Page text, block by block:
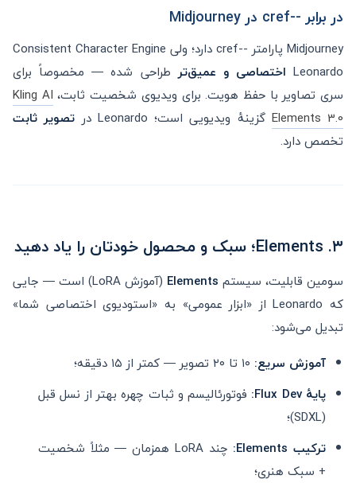
در برابر --cref در Midjourney
Midjourney پارامتر --cref دارد؛ ولی Consistent Character Engine
Leonardo اختصاصی و عمیق‌تر طراحی شده — مخصوصاً برای
سری تصاویر با حفظ هویت. برای ویدیوی شخصیت ثابت، Kling AI
Elements 3.0 گزینهٔ ویدیویی است؛ Leonardo در
تصویر ثابت
تخصص دارد.
۳. Elements؛ سبک و محصول خودتان را یاد دهید
سومین قابلیت، سیستم Elements
(آموزش LoRA) است — جایی
که Leonardo از «ابزار عمومی» به «استودیوی اختصاصی شما»
تبدیل می‌شود:
آموزش سریع:
پایهٔ Flux Dev:
فوتورئالیسم و ثبات چهره بهتر از نسل قبل
(SDXL)؛
ترکیب Elements:
چند LoRA همزمان — مثلاً شخصیت
+ سبک هنری؛